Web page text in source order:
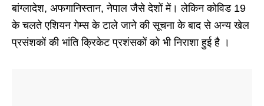
बांग्लादेश, अफगानिस्तान, नेपाल जैसे देशों में। लेकिन कोविड 19
के चलते एशियन गेम्स के टाले जाने की सूचना के बाद से अन्य खेल
प्रसंशकों की भांति क्रिकेट प्रशंसकों को भी निराशा हुई है ।